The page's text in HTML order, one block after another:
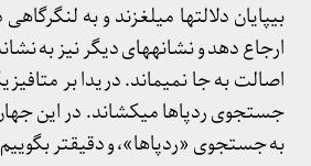
بی­پایان دلالت­ها می­لغزند و به
ارجاع دهد و نشانه­های دیگر نیز به
اصالت به جا نمی­ماند. دریدا بر
جستجوی ردپاها می­کشاند. در این
به جستجوی «ردپاها»، و دقیق­تر